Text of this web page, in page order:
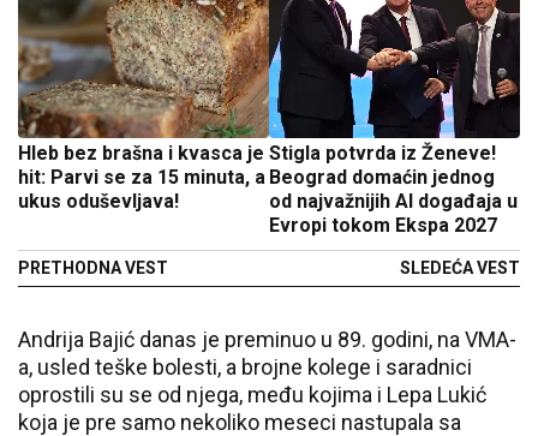
Hleb bez brašna i kvasca je
hit: Parvi se za 15 minuta, a
ukus oduševljava!
PRETHODNA VEST
Stigla potvrda iz Ženeve!
Beograd domaćin jednog
od najvažnijih AI događaja u
Evropi tokom Ekspa 2027
SLEDEĆA VEST
Andrija Bajić danas je preminuo u 89. godini, na VMA-
a, usled teške bolesti, a brojne kolege i saradnici
oprostili su se od njega, među kojima i Lepa Lukić
koja je pre samo nekoliko meseci nastupala sa